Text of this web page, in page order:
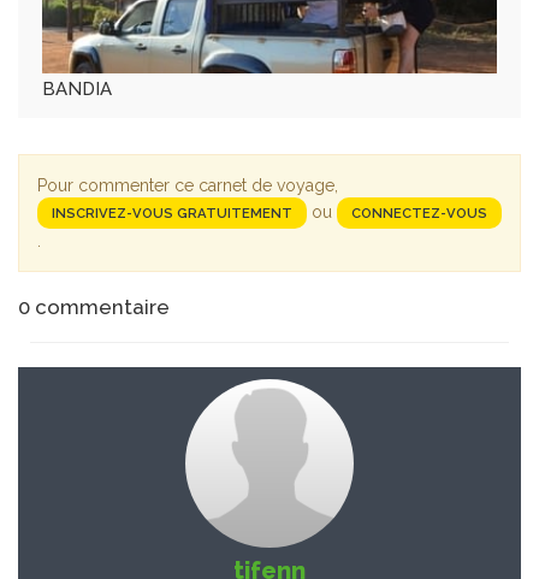
BANDIA
Pour commenter ce carnet de voyage,
INSCRIVEZ-VOUS GRATUITEMENT ou CONNECTEZ-VOUS
.
0 commentaire
tifenn